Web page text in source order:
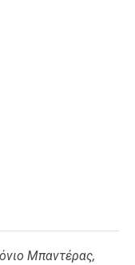
Μπαντέρας,